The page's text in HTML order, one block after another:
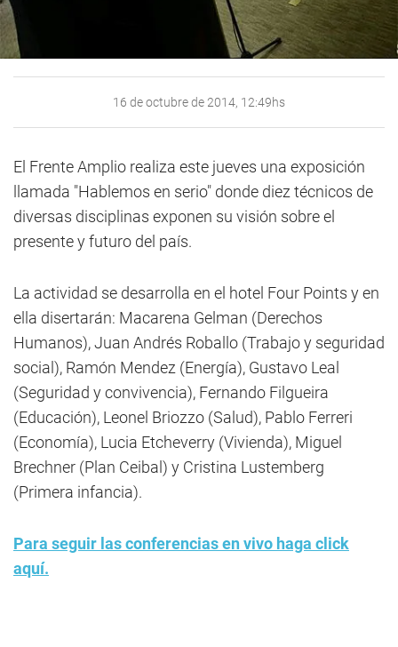
16 de octubre de 2014, 12:49hs
El Frente Amplio realiza este jueves una exposición
llamada "Hablemos en serio" donde diez técnicos de
diversas disciplinas exponen su visión sobre el
presente y futuro del país.
La actividad se desarrolla en el hotel Four Points y en
ella disertarán: Macarena Gelman (Derechos
Humanos), Juan Andrés Roballo (Trabajo y seguridad
social), Ramón Mendez (Energía), Gustavo Leal
(Seguridad y convivencia), Fernando Filgueira
(Educación), Leonel Briozzo (Salud), Pablo Ferreri
(Economía), Lucia Etcheverry (Vivienda), Miguel
Brechner (Plan Ceibal) y Cristina Lustemberg
(Primera infancia).
Para seguir las conferencias en vivo haga click
aquí.